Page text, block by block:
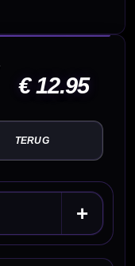
€ 12.95
TERUG
+